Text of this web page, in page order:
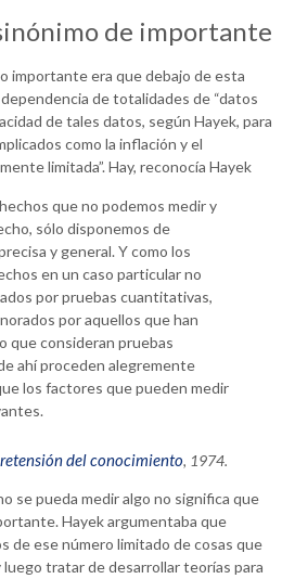
de importante
importante era que debajo de esta
de totalidades de “datos
de tales datos, según Hayek, para
como la inflación y el
limitada”. Hay, reconocía Hayek
que no podemos medir y
sólo disponemos de
y general. Y como los
en un caso particular no
por pruebas cuantitativas,
por aquellos que han
que consideran pruebas
ahí proceden alegremente
los factores que pueden medir
del conocimiento, 1974.
se pueda medir algo no significa que
Hayek argumentaba que
de ese número limitado de cosas que
luego tratar de desarrollar teorías para